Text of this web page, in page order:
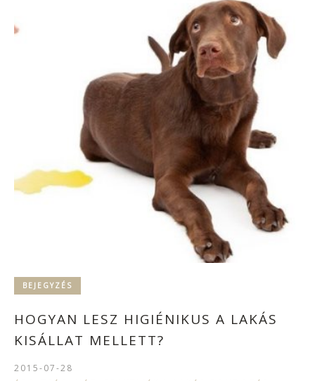
BEJEGYZÉS
HOGYAN LESZ HIGIÉNIKUS A LAKÁS
KISÁLLAT MELLETT?
2015-07-28